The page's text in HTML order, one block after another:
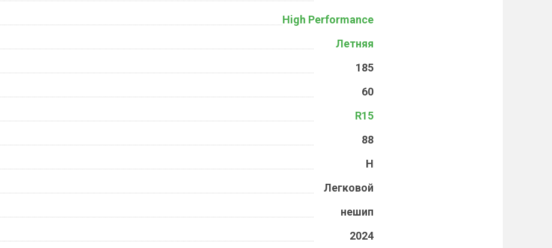
High Performance
Летняя
185
60
R15
88
H
Легковой
нешип
2024